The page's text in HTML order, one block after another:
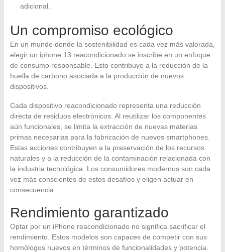
adicional.
Un compromiso ecológico
En un mundo donde la sostenibilidad es cada vez más valorada,
elegir un iphone 13 reacondicionado se inscribe en un enfoque
de consumo responsable. Esto contribuye a la reducción de la
huella de carbono asociada a la producción de nuevos
dispositivos.
Cada dispositivo reacondicionado representa una reducción
directa de residuos electrónicos. Al reutilizar los componentes
aún funcionales, se limita la extracción de nuevas materias
primas necesarias para la fabricación de nuevos smartphones.
Estas acciones contribuyen a la preservación de los recursos
naturales y a la reducción de la contaminación relacionada con
la industria tecnológica. Los consumidores modernos son cada
vez más conscientes de estos desafíos y eligen actuar en
consecuencia.
Rendimiento garantizado
Optar por un iPhone reacondicionado no significa sacrificar el
rendimiento. Estos modelos son capaces de competir con sus
homólogos nuevos en términos de funcionalidades y potencia.